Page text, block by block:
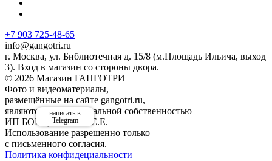
+7 903 725-48-65
info@gangotri.ru
г. Москва, ул. Библиотечная д. 15/8 (м.Площадь Ильича, выход
3). Вход в магазин со стороны двора.
© 2026 Магазин ГАНГОТРИ
Фото и видеоматериалы,
размещённые на сайте gangotri.ru,
являются интеллектуальной собственностью
ИП БОНДАРЕНКО Е.Е.
Использование разрешенно только
с письменного согласия.
Политика конфидециальности
написать в
Telegram